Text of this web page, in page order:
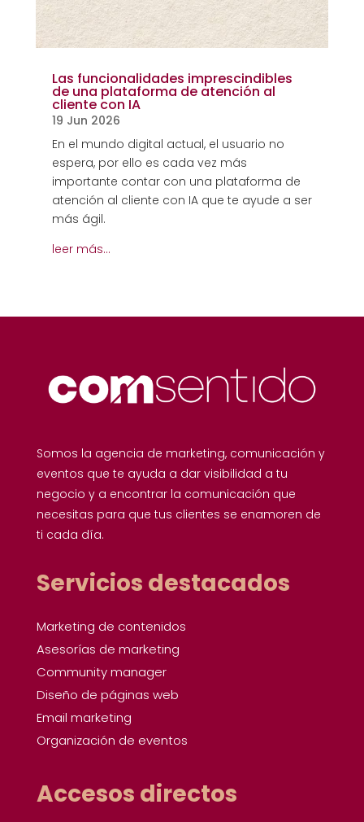
Las funcionalidades imprescindibles
de una plataforma de atención al
cliente con IA
19 Jun 2026
En el mundo digital actual, el usuario no
espera, por ello es cada vez más
importante contar con una plataforma de
atención al cliente con IA que te ayude a ser
más ágil.
leer más…
Somos la agencia de marketing, comunicación y
eventos que te ayuda a dar visibilidad a tu
negocio y a encontrar la comunicación que
necesitas para que tus clientes se enamoren de
ti cada día.
Servicios destacados
Marketing de contenidos
Asesorías de marketing
Community manager
Diseño de páginas web
Email marketing
Organización de eventos
Accesos directos